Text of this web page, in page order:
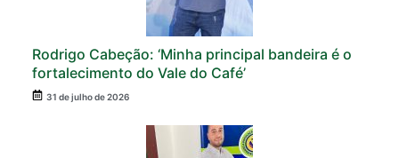
Rodrigo Cabeção: ‘Minha principal bandeira é o
fortalecimento do Vale do Café’
31 de julho de 2026